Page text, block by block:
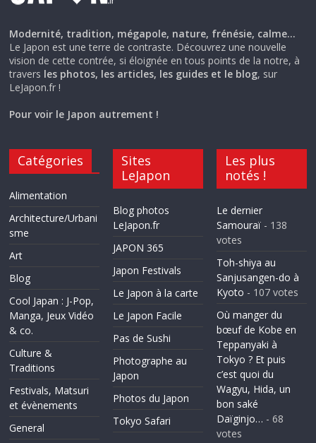
Modernité, tradition, mégapole, nature, frénésie, calme…
Le Japon est une terre de contraste. Découvrez une nouvelle
vision de cette contrée, si éloignée en tous points de la notre, à
travers les photos, les articles, les guides et le blog, sur
LeJapon.fr !
Pour voir le Japon autrement !
Catégories
Alimentation
Architecture/Urbani
sme
Art
Blog
Cool Japan : J-Pop,
Manga, Jeux Vidéo
& co.
Culture &
Traditions
Festivals, Matsuri
et évènements
General
Sites
LeJapon
Blog photos
LeJapon.fr
JAPON 365
Japon Festivals
Le Japon à la carte
Le Japon Facile
Pas de Sushi
Photographe au
Japon
Photos du Japon
Tokyo Safari
Les plus
notés !
Le dernier
Samouraï- 138
votes
Toh-shiya au
Sanjusangen-do à
Kyoto - 107 votes
Où manger du
bœuf de Kobe en
Teppanyaki à
Tokyo ? Et puis
c’est quoi du
Wagyu, Hida, un
bon saké
Daïginjo… - 68
votes